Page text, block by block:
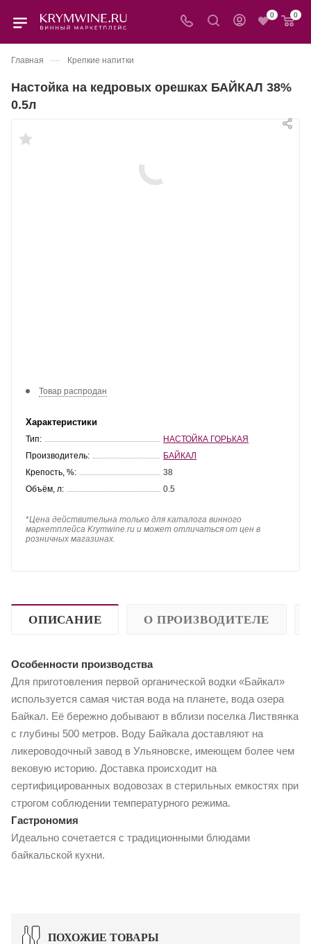
0 0
Главная — Крепкие напитки
Настойка на кедровых орешках БАЙКАЛ 38%
0.5л
Товар распродан
Характеристики
Тип:
НАСТОЙКА ГОРЬКАЯ
Производитель:
БАЙКАЛ
Крепость, %:
38
Объём, л:
0.5
*Цена действительна только для каталога винного
маркетплейса Krymwine.ru и может отличаться от цен в
розничных магазинах.
ОПИСАНИЕ О ПРОИЗВОДИТЕЛЕ
Особенности производства
Для приготовления первой органической водки «Байкал»
используется самая чистая вода на планете, вода озера
Байкал. Её бережно добывают в вблизи поселка Листвянка
с глубины 500 метров. Воду Байкала доставляют на
ликероводочный завод в Ульяновске, имеющем более чем
вековую историю. Доставка происходит на
сертифицированных водовозах в стерильных емкостях при
строгом соблюдении температурного режима.
Гастрономия
Идеально сочетается с традиционными блюдами
байкальской кухни.
ПОХОЖИЕ ТОВАРЫ